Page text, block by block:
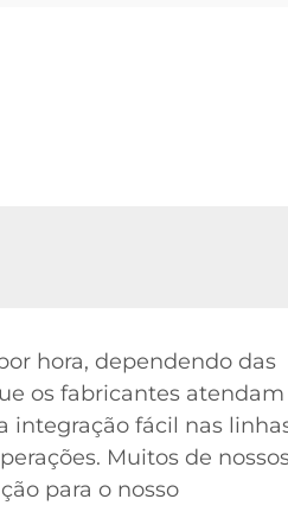
hora, dependendo das
os fabricantes atendam
integração fácil nas
Muitos de
para o nosso